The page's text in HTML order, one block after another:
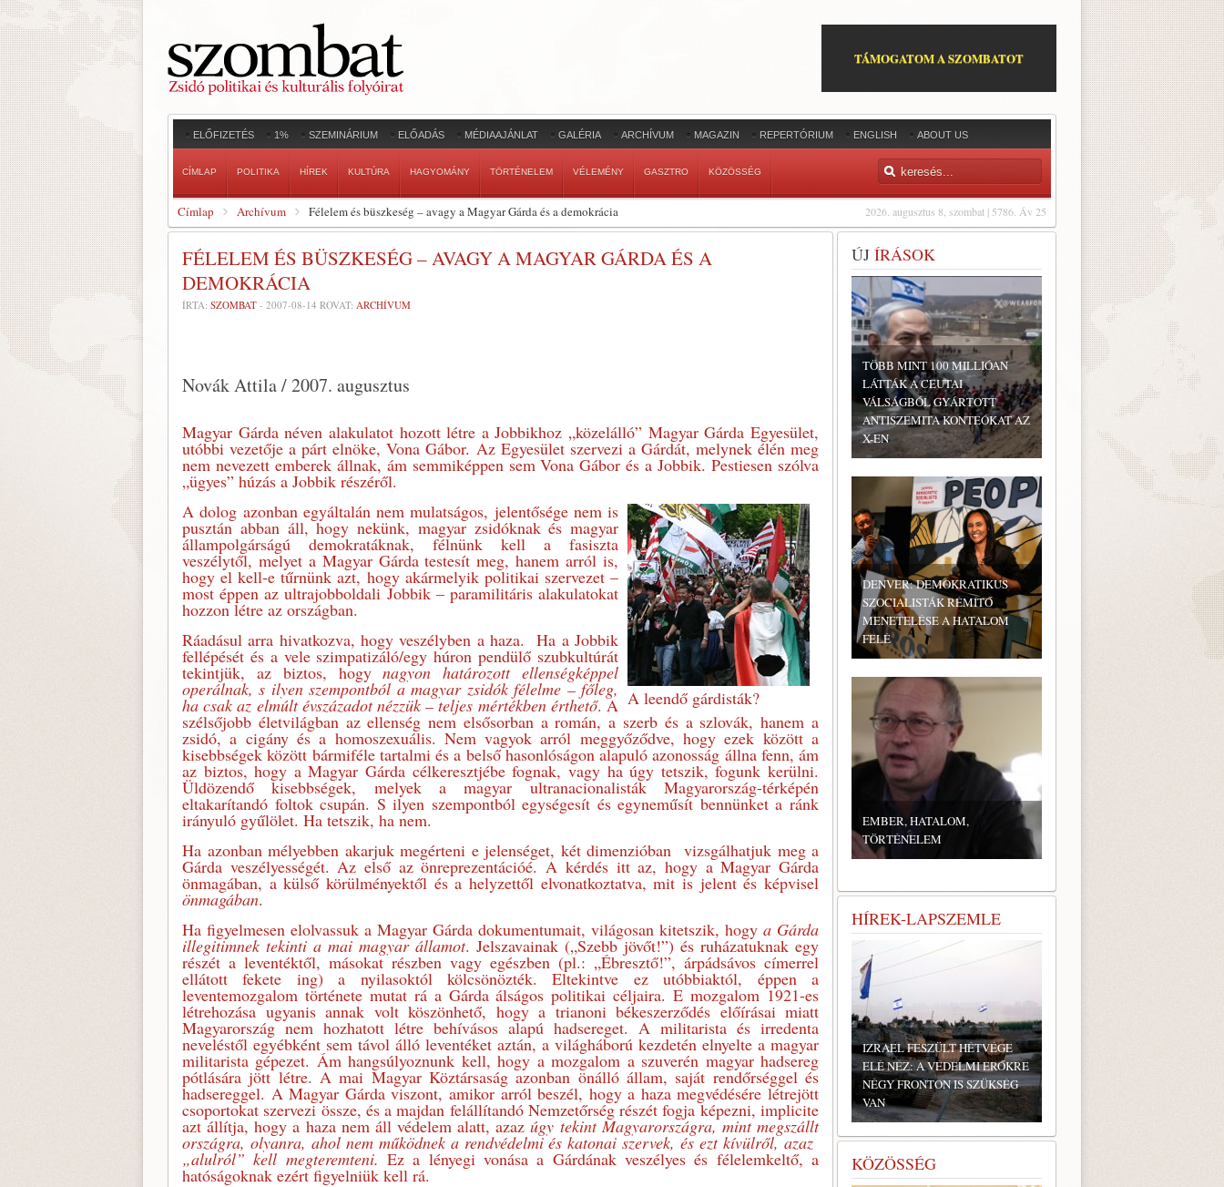
TÁMOGATOM A SZOMBATOT
ELŐFIZETÉS 1% SZEMINÁRIUM ELŐADÁS MÉDIAAJÁNLAT GALÉRIA ARCHÍVUM MAGAZIN REPERTÓRIUM ENGLISH ABOUT US
CÍMLAP POLITIKA HÍREK KULTÚRA HAGYOMÁNY TÖRTÉNELEM VÉLEMÉNY GASZTRO KÖZÖSSÉG
2026. augusztus 8, szombat | 5786. Áv 25
Címlap Archívum Félelem és büszkeség – avagy a Magyar Gárda és a demokrácia
FÉLELEM ÉS BÜSZKESÉG – AVAGY A MAGYAR GÁRDA ÉS A
DEMOKRÁCIA
ÍRTA: SZOMBAT - 2007-08-14 ROVAT: ARCHÍVUM
Novák Attila / 2007. augusztus
Magyar Gárda néven alakulatot hozott létre a Jobbikhoz „közelálló” Magyar Gárda Egyesület,
utóbbi vezetője a párt elnöke, Vona Gábor. Az Egyesület szervezi a Gárdát, melynek élén meg
nem nevezett emberek állnak, ám semmiképpen sem Vona Gábor és a Jobbik. Pestiesen szólva
„ügyes” húzás a Jobbik részéről.
A leendő gárdisták?
A dolog azonban egyáltalán nem mulatságos, jelentősége nem is
pusztán abban áll, hogy nekünk, magyar zsidóknak és magyar
állampolgárságú demokratáknak, félnünk kell a fasiszta
veszélytől, melyet a Magyar Gárda testesít meg, hanem arról is,
hogy el kell-e tűrnünk azt, hogy akármelyik politikai szervezet –
most éppen az ultrajobboldali Jobbik – paramilitáris alakulatokat
hozzon létre az országban.
Ráadásul arra hivatkozva, hogy veszélyben a haza. Ha a Jobbik
fellépését és a vele szimpatizáló/egy húron pendülő szubkultúrát
tekintjük, az biztos, hogynagyon határozott ellenségképpel
operálnak, s ilyen szempontból a magyar zsidók félelme – főleg,
ha csak az elmúlt évszázadot nézzük – teljes mértékben érthető. A
szélsőjobb életvilágban az ellenség nem elsősorban a román, a szerb és a szlovák, hanem a
zsidó, a cigány és a homoszexuális. Nem vagyok arról meggyőződve, hogy ezek között a
kisebbségek között bármiféle tartalmi és a belső hasonlóságon alapuló azonosság állna fenn, ám
az biztos, hogy a Magyar Gárda célkeresztjébe fognak, vagy ha úgy tetszik, fogunk kerülni.
Üldözendő kisebbségek, melyek a magyar ultranacionalisták Magyarország-térképén
eltakarítandó foltok csupán. S ilyen szempontból egységesít és egyneműsít bennünket a ránk
irányuló gyűlölet. Ha tetszik, ha nem.
Ha azonban mélyebben akarjuk megérteni e jelenséget, két dimenzióban vizsgálhatjuk meg a
Gárda veszélyességét. Az első az önreprezentációé. A kérdés itt az, hogy a Magyar Gárda
önmagában, a külső körülményektől és a helyzettől elvonatkoztatva, mit is jelent és képvisel
önmagában.
Ha figyelmesen elolvassuk a Magyar Gárda dokumentumait, világosan kitetszik, hogy a Gárda
illegitimnek tekinti a mai magyar államot. Jelszavainak („Szebb jövőt!”) és ruházatuknak egy
részét a leventéktől, másokat részben vagy egészben (pl.: „Ébresztő!”, árpádsávos címerrel
ellátott fekete ing) a nyilasoktól kölcsönözték. Eltekintve ez utóbbiaktól, éppen a
leventemozgalom története mutat rá a Gárda álságos politikai céljaira. E mozgalom 1921-es
létrehozása ugyanis annak volt köszönhető, hogy a trianoni békeszerződés előírásai miatt
Magyarország nem hozhatott létre behívásos alapú hadsereget. A militarista és irredenta
neveléstől egyébként sem távol álló leventéket aztán, a világháború kezdetén elnyelte a magyar
militarista gépezet. Ám hangsúlyoznunk kell, hogy a mozgalom a szuverén magyar hadsereg
pótlására jött létre. A mai Magyar Köztársaság azonban önálló állam, saját rendőrséggel és
hadsereggel. A Magyar Gárda viszont, amikor arról beszél, hogy a haza megvédésére létrejött
csoportokat szervezi össze, és a majdan felállítandó Nemzetőrség részét fogja képezni, implicite
azt állítja, hogy a haza nem áll védelem alatt, azazúgy tekint Magyarországra, mint megszállt
országra, olyanra, ahol nem működnek a rendvédelmi és katonai szervek, és ezt kívülről, azaz
„alulról” kell megteremteni. Ez a lényegi vonása a Gárdának veszélyes és félelemkeltő, a
hatóságoknak ezért figyelniük kell rá.
ÚJ ÍRÁSOK
TÖBB MINT 100 MILLIÓAN
LÁTTÁK A CEUTAI
VÁLSÁGBÓL GYÁRTOTT
ANTISZEMITA KONTEÓKAT AZ
X-EN
DENVER: DEMOKRATIKUS
SZOCIALISTÁK RÉMÍTŐ
MENETELÉSE A HATALOM
FELÉ
EMBER, HATALOM,
TÖRTÉNELEM
HÍREK-LAPSZEMLE
IZRAEL FESZÜLT HÉTVÉGE
ELÉ NÉZ: A VÉDELMI ERŐKRE
NÉGY FRONTON IS SZÜKSÉG
VAN
KÖZÖSSÉG